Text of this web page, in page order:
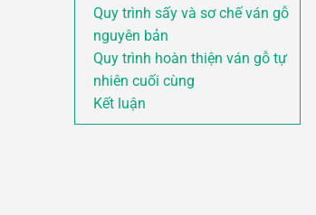
Quy trình sấy và sơ chế ván gỗ
nguyên bản
Quy trình hoàn thiện ván gỗ tự
nhiên cuối cùng
Kết luận